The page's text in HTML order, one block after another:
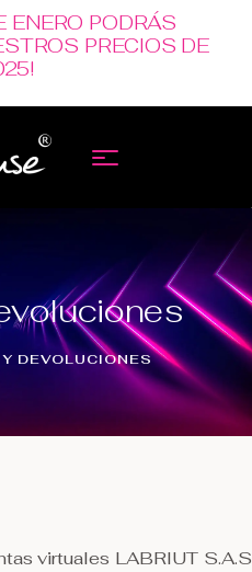
ENERO PODRÁS
PRECIOS DE
DEVOLUCIONES
virtuales LABRIUT S.A.S